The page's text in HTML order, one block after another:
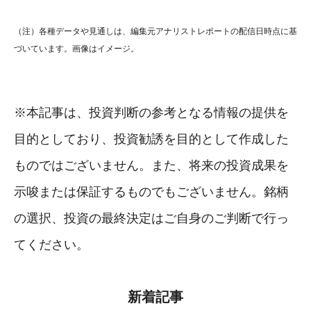
（注）各種データや見通しは、編集元アナリストレポートの配信日時点に基
づいています。画像はイメージ。
※本記事は、投資判断の参考となる情報の提供を
目的としており、投資勧誘を目的として作成した
ものではございません。また、将来の投資成果を
示唆または保証するものでもございません。銘柄
の選択、投資の最終決定はご自身のご判断で行っ
てください。
新着記事